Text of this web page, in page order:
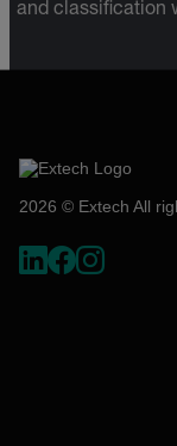
and classification
2026 © Extech All